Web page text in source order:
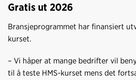
Gratis ut 2026
Bransjeprogrammet har finansiert
kurset.
– Vi håper at mange bedrifter vil
til å teste HMS-kurset mens det